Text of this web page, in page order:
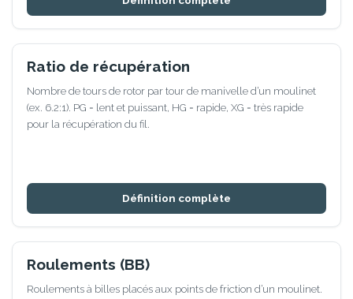
Ratio de récupération
Nombre de tours de rotor par tour de manivelle d’un moulinet
(ex. 6.2:1). PG = lent et puissant, HG = rapide, XG = très rapide
pour la récupération du fil.
Définition complète
Roulements (BB)
Roulements à billes placés aux points de friction d’un moulinet.